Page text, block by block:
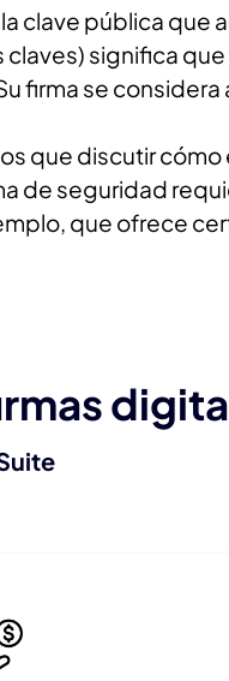
clave pública que
significa
firma se considera
que discutir cómo
de seguridad
que ofrece